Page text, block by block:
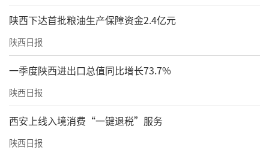
陕西下达首批粮油生产保障资金2.4亿元
陕西日报
一季度陕西进出口总值同比增长73.7%
陕西日报
西安上线入境消费“一键退税”服务
陕西日报